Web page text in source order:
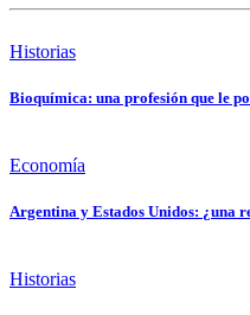
Historias
Bioquímica: una profesión que le
Economía
Argentina y Estados Unidos: ¿una
Historias